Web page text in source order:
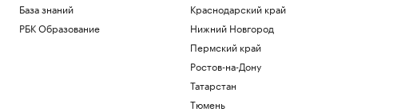
База знаний
РБК Образование
Краснодарский край
Нижний Новгород
Пермский край
Ростов-на-Дону
Татарстан
Тюмень